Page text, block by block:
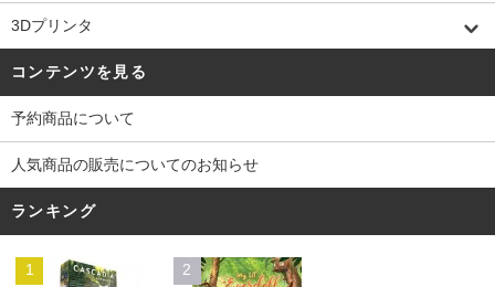
3Dプリンタ
コンテンツを見る
予約商品について
人気商品の販売についてのお知らせ
ランキング
1 2